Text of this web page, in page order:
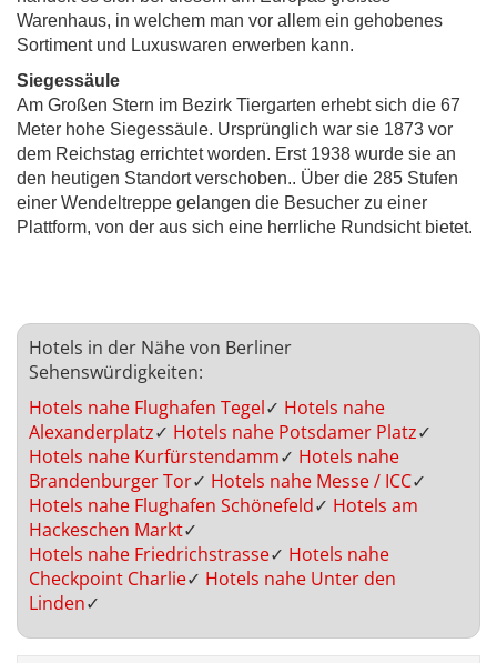
Warenhaus, in welchem man vor allem ein gehobenes
Sortiment und Luxuswaren erwerben kann.
Siegessäule
Am Großen Stern im Bezirk Tiergarten erhebt sich die 67
Meter hohe Siegessäule. Ursprünglich war sie 1873 vor
dem Reichstag errichtet worden. Erst 1938 wurde sie an
den heutigen Standort verschoben.. Über die 285 Stufen
einer Wendeltreppe gelangen die Besucher zu einer
Plattform, von der aus sich eine herrliche Rundsicht bietet.
Hotels in der Nähe von Berliner
Sehenswürdigkeiten:
Hotels nahe Flughafen Tegel✓ Hotels nahe
Alexanderplatz✓ Hotels nahe Potsdamer Platz✓
Hotels nahe Kurfürstendamm✓ Hotels nahe
Brandenburger Tor✓ Hotels nahe Messe / ICC✓
Hotels nahe Flughafen Schönefeld✓ Hotels am
Hackeschen Markt✓
Hotels nahe Friedrichstrasse✓ Hotels nahe
Checkpoint Charlie✓ Hotels nahe Unter den
Linden✓